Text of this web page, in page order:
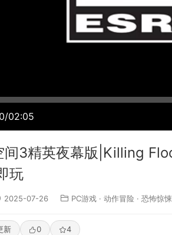
02:05
间3精英夜幕版|Killing
玩
2025-07-26 PC游戏 · 动作冒险 · 恐怖惊悚
新 0 4